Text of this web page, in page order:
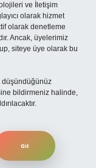
ve İletişim
olarak hizmet
olarak denetleme
Ancak, üyelerimiz
siteye üye olarak bu
düşündüğünüz
bildirmeniz halinde,